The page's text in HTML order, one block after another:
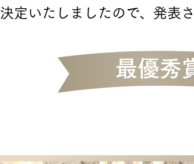
決定いたしましたので、発表
最優秀